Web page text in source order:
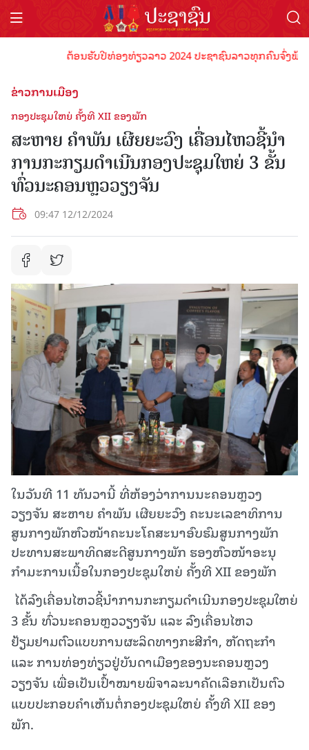
ຕ້ອນຮັບປີທ່ອງທ່ຽວລາວ 2024 ປະຊາຊົນລາວທຸກຄົນຈົ່ງພ້ອ
ຂ່າວການເມືອງ
ກອງປະຊຸມໃຫຍ່ ຄັ້ງທີ XII ຂອງພັກ
ສະຫາຍ ຄຳພັນ ເຜີຍຍະວົງ ເຄື່ອນໄຫວຊີ້ນຳ
ການກະກຽມດຳເນີນກອງປະຊຸມໃຫຍ່ 3 ຂັ້ນ
ທົ່ວນະຄອນຫຼວວຽງຈັນ
09:47 12/12/2024
ໃນວັນທີ 11 ທັນວານີ້ ທີ່ຫ້ອງວ່າການນະຄອນຫຼວງ
ວຽງຈັນ ສະຫາຍ ຄຳພັນ ເຜີຍຍະວົງ ຄະນະເລຂາທິການ
ສູນກາງພັກຫົວໜ້າຄະນະໂຄສະນາອົບຮົມສູນກາງພັກ
ປະທານສະພາທິດສະດີສູນກາງພັກ ຮອງຫົວໜ້າອະນຸ
ກຳມະການເນື້ອໃນກອງປະຊຸມໃຫຍ່ ຄັ້ງທີ XII ຂອງພັກ
ໄດ້ລົງເຄື່ອນໄຫວຊີ້ນຳການກະກຽມດຳເນີນກອງປະຊຸມໃຫຍ່
3 ຂັ້ນ ທົ່ວນະຄອນຫຼວວຽງຈັນ ແລະ ລົງເຄື່ອນໄຫວ
ຢ້ຽມຢາມຕົວແບບການຜະລິດທາງກະສີກຳ, ຫັດຖະກຳ
ແລະ ການທ່ອງທ່ຽວຢູ່ບັນດາເມືອງຂອງນະຄອນຫຼວງ
ວຽງຈັນ ເພື່ອເປັນເປົ້າໝາຍພິຈາລະນາຄັດເລືອກເປັນຕົວ
ແບບປະກອບຄຳເຫັນຕໍ່ກອງປະຊຸມໃຫຍ່ ຄັ້ງທີ XII ຂອງ
ພັກ.